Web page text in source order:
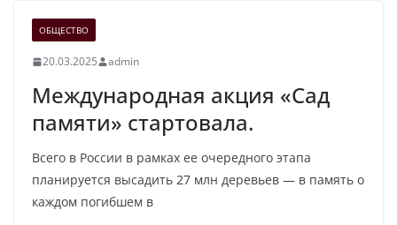
ОБЩЕСТВО
20.03.2025 admin
Международная акция «Сад
памяти» стартовала.
Всего в России в рамках ее очередного этапа
планируется высадить 27 млн деревьев — в память о
каждом погибшем в